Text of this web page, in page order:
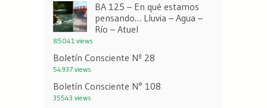
BA 125 – En qué estamos
pensando… Lluvia – Agua –
Río – Atuel
85041 views
Boletín Consciente Nº 28
54937 views
Boletín Consciente N° 108
35543 views